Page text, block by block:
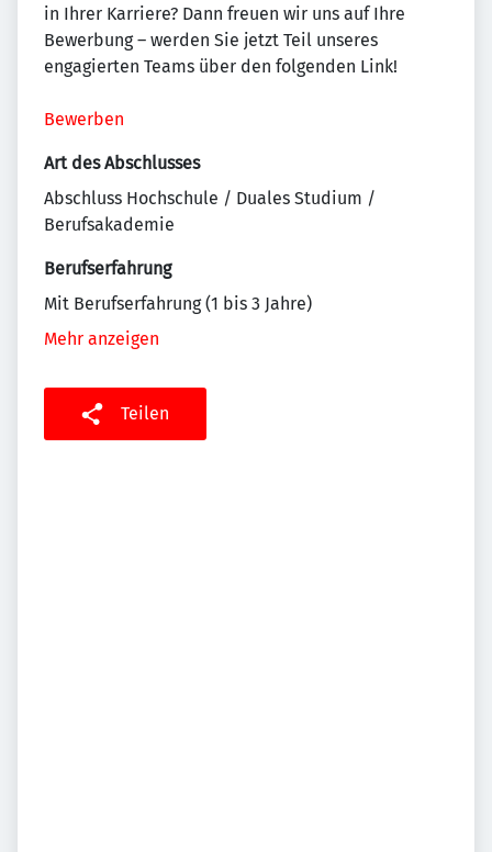
in Ihrer Karriere? Dann freuen wir uns auf Ihre
Bewerbung – werden Sie jetzt Teil unseres
engagierten Teams über den folgenden Link!
Bewerben
Art des Abschlusses
Abschluss Hochschule / Duales Studium /
Berufsakademie
Berufserfahrung
Mit Berufserfahrung (1 bis 3 Jahre)
Mehr anzeigen
Teilen